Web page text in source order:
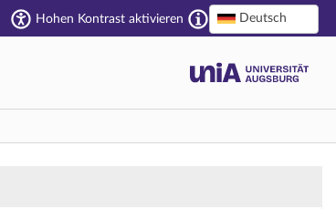
Hohen Kontrast aktivieren Deutsch